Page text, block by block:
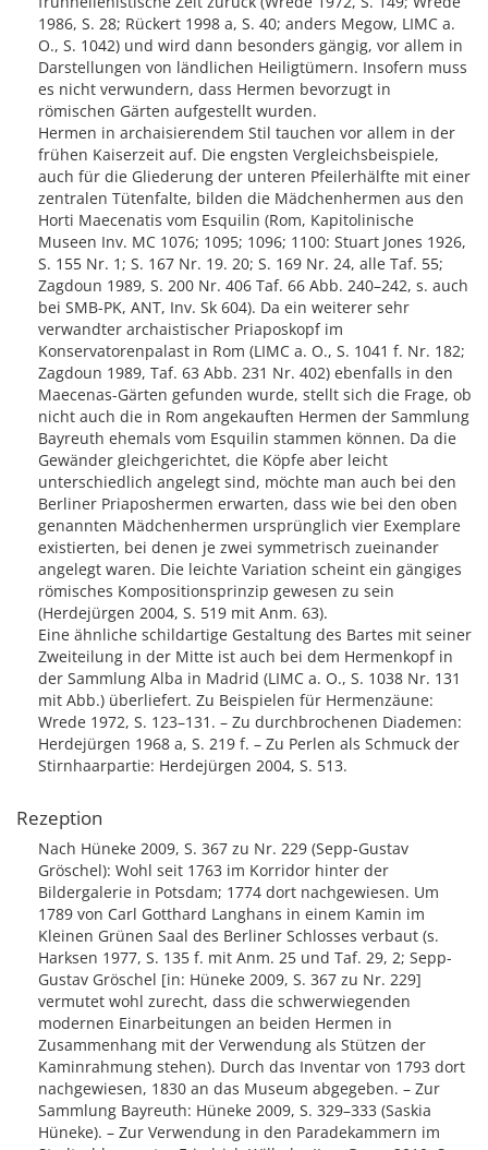
1986, S. 28; Rückert 1998 a, S. 40; anders Megow, LIMC a.
O., S. 1042) und wird dann besonders gängig, vor allem in
Darstellungen von ländlichen Heiligtümern. Insofern muss
es nicht verwundern, dass Hermen bevorzugt in
römischen Gärten aufgestellt wurden.
Hermen in archaisierendem Stil tauchen vor allem in der
frühen Kaiserzeit auf. Die engsten Vergleichsbeispiele,
auch für die Gliederung der unteren Pfeilerhälfte mit einer
zentralen Tütenfalte, bilden die Mädchenhermen aus den
Horti Maecenatis vom Esquilin (Rom, Kapitolinische
Museen Inv. MC 1076; 1095; 1096; 1100: Stuart Jones 1926,
S. 155 Nr. 1; S. 167 Nr. 19. 20; S. 169 Nr. 24, alle Taf. 55;
Zagdoun 1989, S. 200 Nr. 406 Taf. 66 Abb. 240–242, s. auch
bei SMB-PK, ANT, Inv. Sk 604). Da ein weiterer sehr
verwandter archaistischer Priaposkopf im
Konservatorenpalast in Rom (LIMC a. O., S. 1041 f. Nr. 182;
Zagdoun 1989, Taf. 63 Abb. 231 Nr. 402) ebenfalls in den
Maecenas-Gärten gefunden wurde, stellt sich die Frage, ob
nicht auch die in Rom angekauften Hermen der Sammlung
Bayreuth ehemals vom Esquilin stammen können. Da die
Gewänder gleichgerichtet, die Köpfe aber leicht
unterschiedlich angelegt sind, möchte man auch bei den
Berliner Priaposhermen erwarten, dass wie bei den oben
genannten Mädchenhermen ursprünglich vier Exemplare
existierten, bei denen je zwei symmetrisch zueinander
angelegt waren. Die leichte Variation scheint ein gängiges
römisches Kompositionsprinzip gewesen zu sein
(Herdejürgen 2004, S. 519 mit Anm. 63).
Eine ähnliche schildartige Gestaltung des Bartes mit seiner
Zweiteilung in der Mitte ist auch bei dem Hermenkopf in
der Sammlung Alba in Madrid (LIMC a. O., S. 1038 Nr. 131
mit Abb.) überliefert. Zu Beispielen für Hermenzäune:
Wrede 1972, S. 123–131. – Zu durchbrochenen Diademen:
Herdejürgen 1968 a, S. 219 f. – Zu Perlen als Schmuck der
Stirnhaarpartie: Herdejürgen 2004, S. 513.
Rezeption
Nach Hüneke 2009, S. 367 zu Nr. 229 (Sepp-Gustav
Gröschel): Wohl seit 1763 im Korridor hinter der
Bildergalerie in Potsdam; 1774 dort nachgewiesen. Um
1789 von Carl Gotthard Langhans in einem Kamin im
Kleinen Grünen Saal des Berliner Schlosses verbaut (s.
Harksen 1977, S. 135 f. mit Anm. 25 und Taf. 29, 2; Sepp-
Gustav Gröschel [in: Hüneke 2009, S. 367 zu Nr. 229]
vermutet wohl zurecht, dass die schwerwiegenden
modernen Einarbeitungen an beiden Hermen in
Zusammenhang mit der Verwendung als Stützen der
Kaminrahmung stehen). Durch das Inventar von 1793 dort
nachgewiesen, 1830 an das Museum abgegeben. – Zur
Sammlung Bayreuth: Hüneke 2009, S. 329–333 (Saskia
Hüneke). – Zur Verwendung in den Paradekammern im